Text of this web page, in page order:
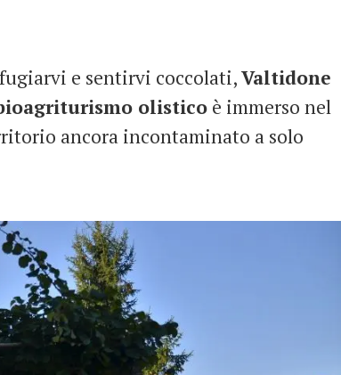
e sentirvi coccolati,Valtidone
olistico è immerso nel
ancora incontaminato a solo